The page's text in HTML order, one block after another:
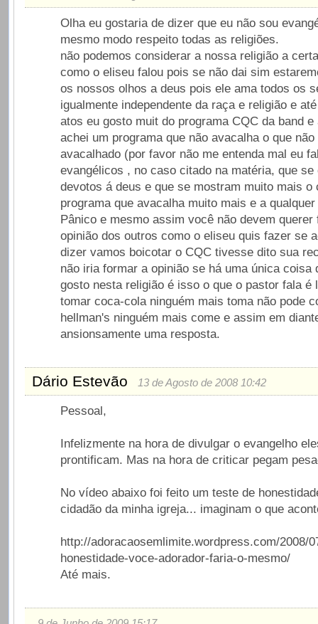
Olha eu gostaria de dizer que eu não sou
mesmo modo respeito todas as religiões.
não podemos considerar a nossa religião a
como o eliseu falou pois se não dai sim
os nossos olhos a deus pois ele ama todos os
igualmente independente da raça e religião e
atos eu gosto muit do programa CQC da band e
achei um programa que não avacalha o que
avacalhado (por favor não me entenda mal eu
evangélicos , no caso citado na matéria, que se
devotos á deus e que se mostram muito mais o
programa que avacalha muito mais e a
Pânico e mesmo assim você não devem querer
opinião dos outros como o eliseu quis fazer se
dizer vamos boicotar o CQC tivesse dito sua
não iria formar a opinião se há uma única coisa
gosto nesta religião é isso o que o pastor fala é
tomar coca-cola ninguém mais toma não pode
hellman's ninguém mais come e assim em
ansionsamente uma resposta.
Dário Estevão 13 de Agosto de 2008 10:42
Pessoal,
Infelizmente na hora de divulgar o evangelho
prontificam. Mas na hora de criticar pegam
No vídeo abaixo foi feito um teste de
cidadão da minha igreja... imaginam o que
http://adoracaosemlimite.wordpress.com/2008/
honestidade-voce-adorador-faria-o-mesmo/
Até mais.